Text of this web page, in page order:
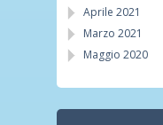
Aprile 2021
Marzo 2021
Maggio 2020